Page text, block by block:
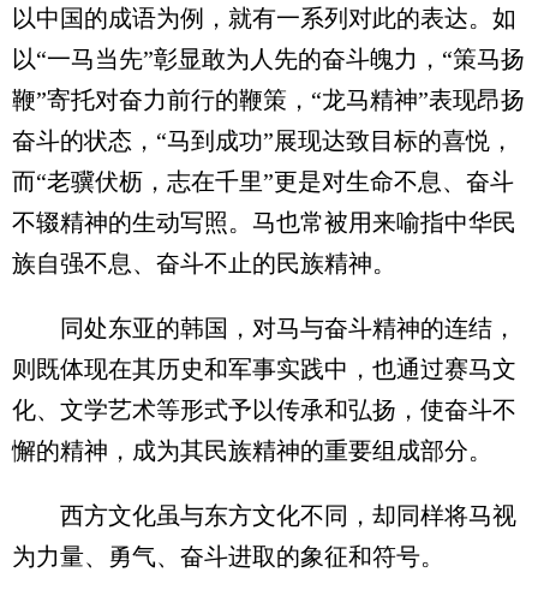
以中国的成语为例，就有一系列对此的表达。如
以“一马当先”彰显敢为人先的奋斗魄力，“策马扬
鞭”寄托对奋力前行的鞭策，“龙马精神”表现昂扬
奋斗的状态，“马到成功”展现达致目标的喜悦，
而“老骥伏枥，志在千里”更是对生命不息、奋斗
不辍精神的生动写照。马也常被用来喻指中华民
族自强不息、奋斗不止的民族精神。
同处东亚的韩国，对马与奋斗精神的连结，
则既体现在其历史和军事实践中，也通过赛马文
化、文学艺术等形式予以传承和弘扬，使奋斗不
懈的精神，成为其民族精神的重要组成部分。
西方文化虽与东方文化不同，却同样将马视
为力量、勇气、奋斗进取的象征和符号。